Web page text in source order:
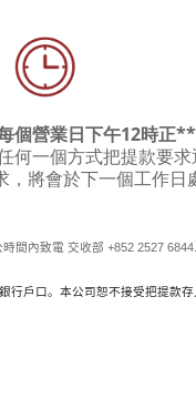
個營業日下午12時正
一個方式把提款要求
將會於下一個工作日
間內致電 交收部 +852 2527 6844.
行戶口。本公司恕不接受把提款存